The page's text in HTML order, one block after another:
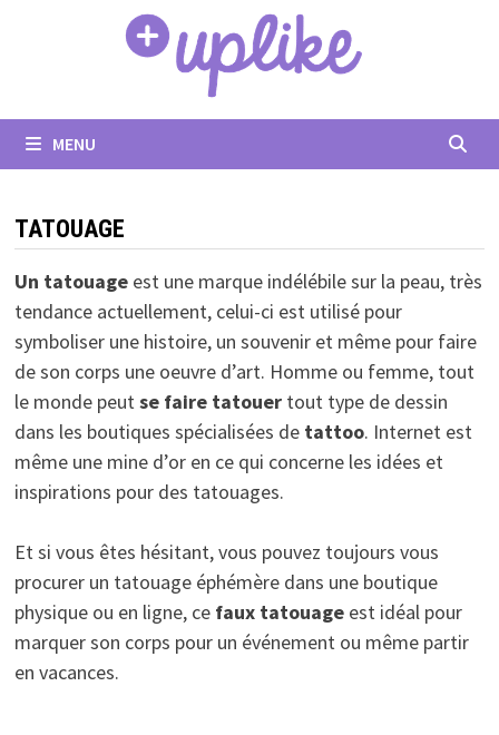
MENU
TATOUAGE
Un tatouageest une marque indélébile sur la peau, très
tendance actuellement, celui-ci est utilisé pour
symboliser une histoire, un souvenir et même pour faire
de son corps une oeuvre d’art. Homme ou femme, tout
le monde peutse faire tatouertout type de dessin
dans les boutiques spécialisées de tattoo. Internet est
même une mine d’or en ce qui concerne les idées et
inspirations pour des tatouages.
Et si vous êtes hésitant, vous pouvez toujours vous
procurer un tatouage éphémère dans une boutique
physique ou en ligne, cefaux tatouageest idéal pour
marquer son corps pour un événement ou même partir
en vacances.